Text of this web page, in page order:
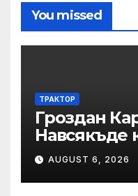
You missed
ТРАКТОР
Гроздан
Навсякъде
възможна
в
има
AUGUST 6, 2026